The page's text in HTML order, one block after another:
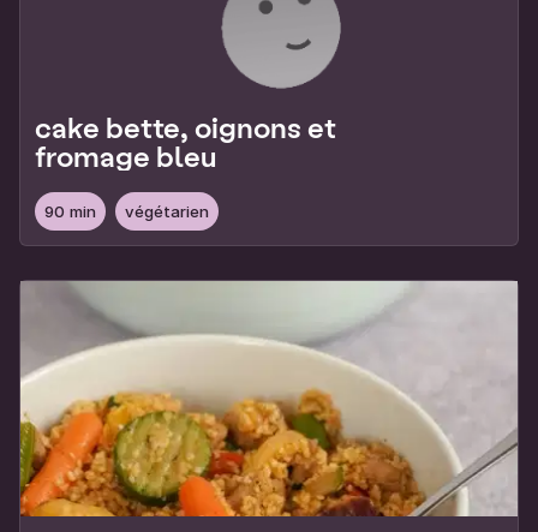
cake bette, oignons et
fromage bleu
90 min végétarien